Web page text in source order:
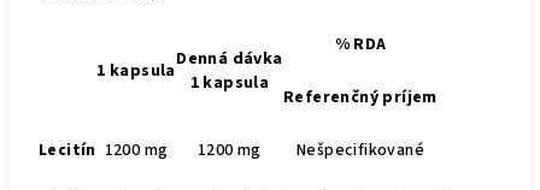
1 kapsulaDenná dávka
1 kapsula
% RDA
Referenčný príjem
Lecitín 1200 mg 1200 mg Nešpecifikované